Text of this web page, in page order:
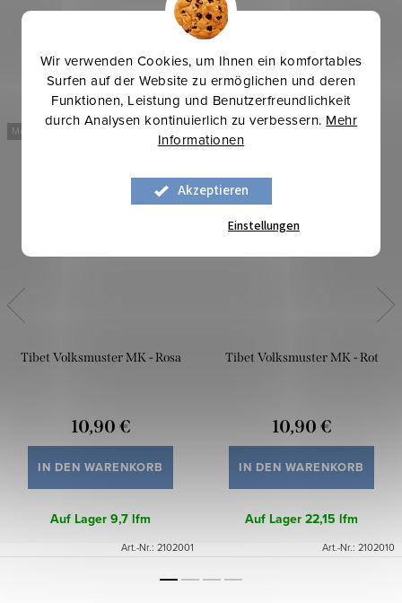
Wir verwenden Cookies, um Ihnen ein komfortables
Surfen auf der Website zu ermöglichen und deren
Funktionen, Leistung und Benutzerfreundlichkeit
durch Analysen kontinuierlich zu verbessern. Mehr
Informationen
Akzeptieren
Einstellungen
Mehr für weniger
Tibet Volksmuster MK - Rosa
10,90 €
IN DEN WARENKORB
Auf Lager 9,7 lfm
Art.-Nr.: 2102001
Tibet Volksmuster MK - Rot
10,90 €
IN DEN WARENKORB
Auf Lager 22,15 lfm
Art.-Nr.: 2102010